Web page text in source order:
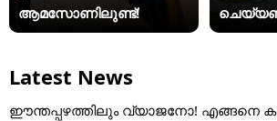
ആമസോണിലുണ്ട്!
Latest News
ഈന്തപ്പഴത്തിലും വ്യാജനോ! എങ്ങനെ ക